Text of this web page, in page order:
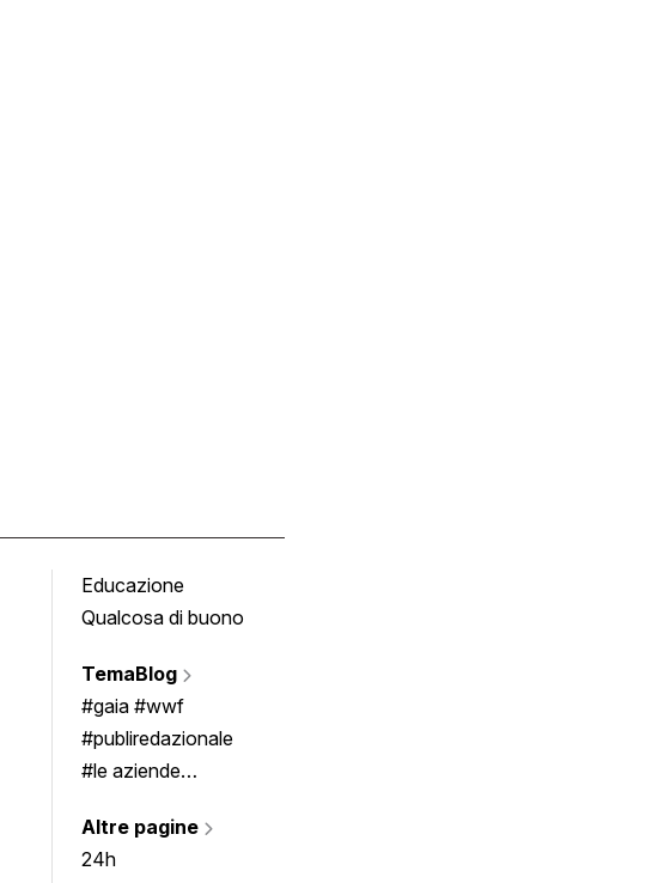
Educazione
Qualcosa di buono
TemaBlog
#gaia #wwf
#publiredazionale
#le aziende
Altre pagine
24h